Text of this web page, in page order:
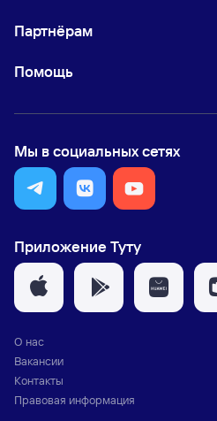
Партнёрам
Помощь
Мы в социальных сетях
Приложение Туту
О нас
Вакансии
Контакты
Правовая информация